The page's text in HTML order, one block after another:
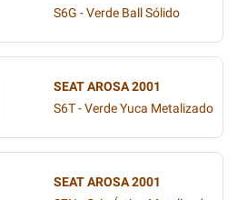
S6G - Verde Ball Sólido
SEAT AROSA 2001
S6T - Verde Yuca Metalizado
SEAT AROSA 2001